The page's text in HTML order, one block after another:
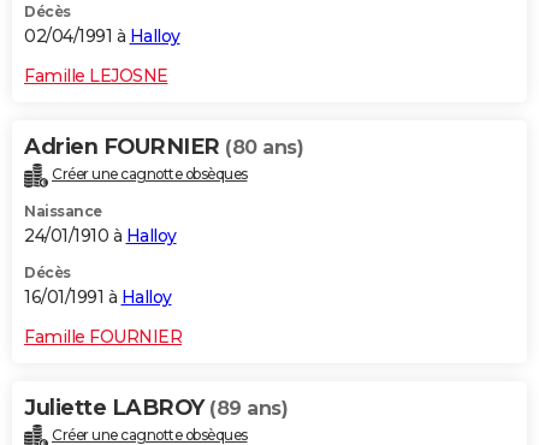
Décès
02/04/1991 à Halloy
Famille LEJOSNE
Adrien FOURNIER (80 ans)
Créer une cagnotte obsèques
Naissance
24/01/1910 à Halloy
Décès
16/01/1991 à Halloy
Famille FOURNIER
Juliette LABROY (89 ans)
Créer une cagnotte obsèques